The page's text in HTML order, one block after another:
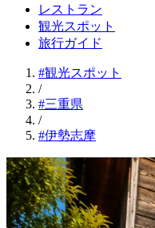
レストラン
観光スポット
旅行ガイド
#観光スポット
/
#三重県
/
#伊勢志摩